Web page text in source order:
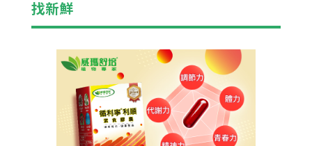
找新鮮